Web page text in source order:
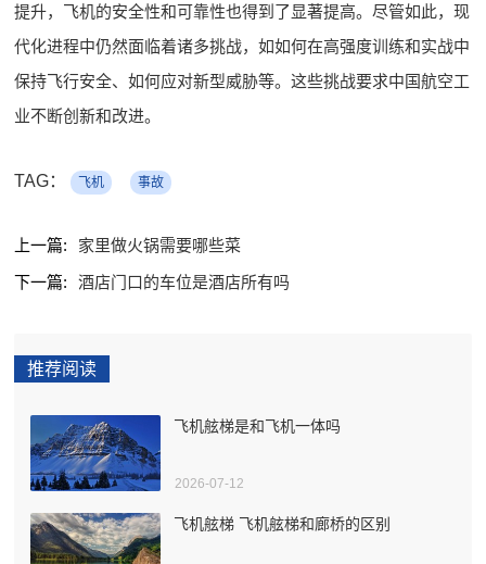
提升，飞机的安全性和可靠性也得到了显著提高。尽管如此，现
代化进程中仍然面临着诸多挑战，如如何在高强度训练和实战中
保持飞行安全、如何应对新型威胁等。这些挑战要求中国航空工
业不断创新和改进。
TAG： 飞机 事故
上一篇:
家里做火锅需要哪些菜
下一篇:
酒店门口的车位是酒店所有吗
推荐阅读
飞机舷梯是和飞机一体吗
2026-07-12
飞机舷梯 飞机舷梯和廊桥的区别